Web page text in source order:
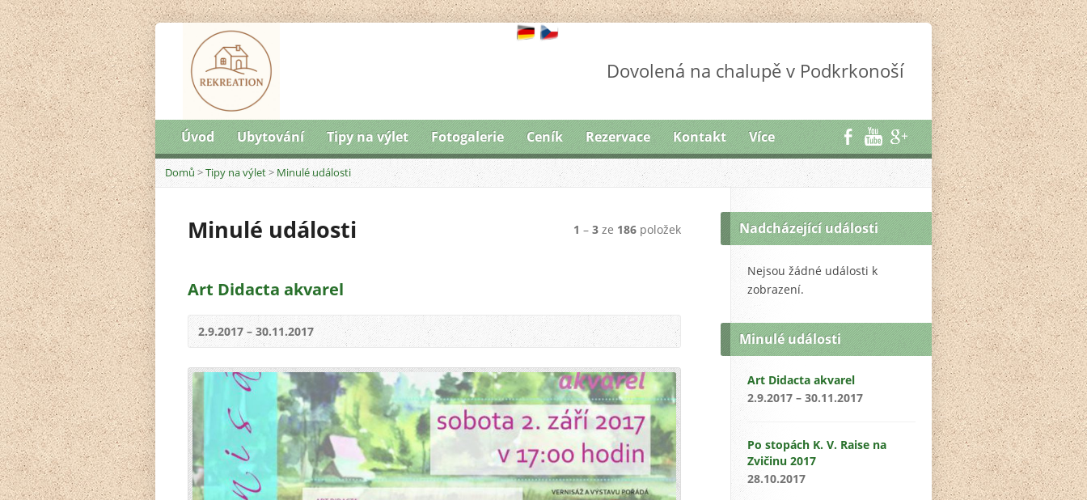
Dovolená na chalupě v Podkrkonoší
Úvod Ubytování Tipy na výlet Fotogalerie Ceník Rezervace Kontakt Více
Domů >Tipy na výlet> Minulé události
Minulé události 1 – 3 ze 186 položek
Art Didacta akvarel
2.9.2017 – 30.11.2017
Nadcházející události
Nejsou žádné události k
zobrazení.
Minulé události
Art Didacta akvarel
2.9.2017 – 30.11.2017
Po stopách K. V. Raise na
Zvičinu 2017
28.10.2017